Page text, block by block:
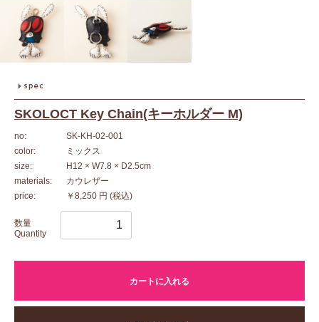
SKOLOCT Key Chain(キーホルダー M)
no:
SK-KH-02-001
color:
ミックス
size:
H12 × W7.8 × D2.5cm
materials:
カウレザー
price:
￥8,250 円 (税込)
数量
Quantity
カートに入れる